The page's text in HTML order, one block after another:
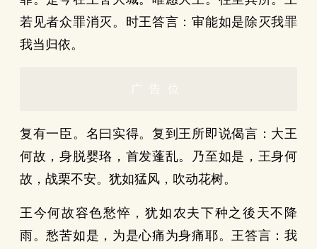
若见者众罪消灭。时王答言：审能如是除灭我罪
我当归依。
广告位
复有一臣。名曰实得。复到王所即说偈言：大王
何故，身脱婴珞，首发蓬乱。乃至如是，王身何
故，战栗不安。犹如猛风，吹动花树。
王今何故容色愁悴，犹如农夫下种之後天不降
雨。愁苦如是，为是心痛为身痛耶。王答言：我